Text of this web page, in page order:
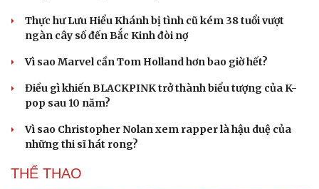
Thực hư Lưu Hiểu Khánh bị tình cũ kém 38 tuổi vượt
ngàn cây số đến Bắc Kinh đòi nợ
Vì sao Marvel cần Tom Holland hơn bao giờ hết?
Điều gì khiến BLACKPINK trở thành biểu tượng của K-
pop sau 10 năm?
Vì sao Christopher Nolan xem rapper là hậu duệ của
những thi sĩ hát rong?
THỂ THAO